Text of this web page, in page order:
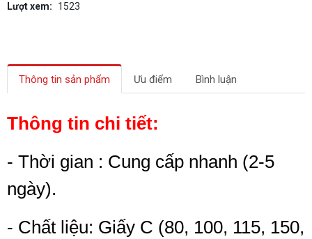
Lượt xem: 1523
Thông tin sản phẩm Ưu điểm Bình luận
Thông tin chi tiết:
- Thời gian : Cung cấp nhanh (2-5
ngày).
- Chất liệu: Giấy C (80, 100, 115, 150,